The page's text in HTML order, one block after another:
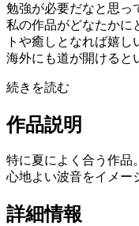
勉強が必要だなと思っ
私の作品がどなたかに
トや癒しとなれば嬉し
海外にも道が開けると
続きを読む
作品説明
特に夏によく合う作品。
心地よい波音をイメー
詳細情報